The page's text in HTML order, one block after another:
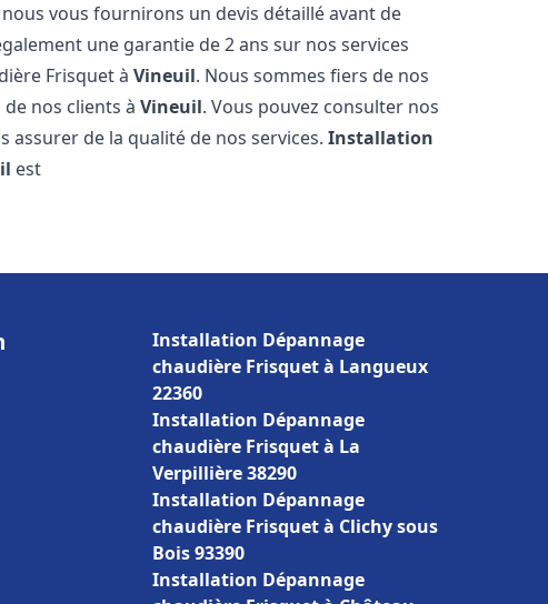
vous fournirons un devis détaillé avant de
une garantie de 2 ans sur nos services
Frisquet àVineuil. Nous sommes fiers de nos
de nos clients àVineuil. Vous pouvez consulter nos
assurer de la qualité de nos services.Installation
est
Installation Dépannage
chaudière Frisquet à Langueux
22360
Installation Dépannage
chaudière Frisquet à La
Verpillière 38290
Installation Dépannage
chaudière Frisquet à Clichy sous
Bois 93390
Installation Dépannage